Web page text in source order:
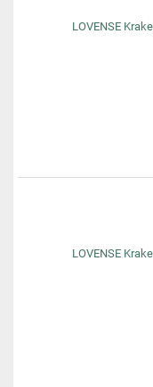
LOVENSE
LOVENSE